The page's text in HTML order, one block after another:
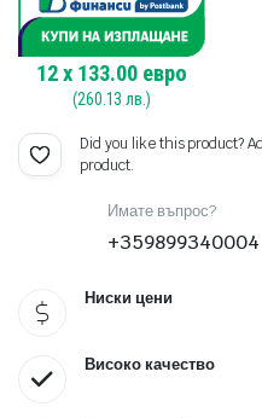
12x 133.00евро
(260.13 лв.)
Did you like this product?
product.
Имате въпрос?
+359899340004
Ниски цени
Високо качество